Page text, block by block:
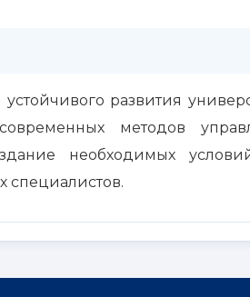
развития
методов
необходимых
специалистов.